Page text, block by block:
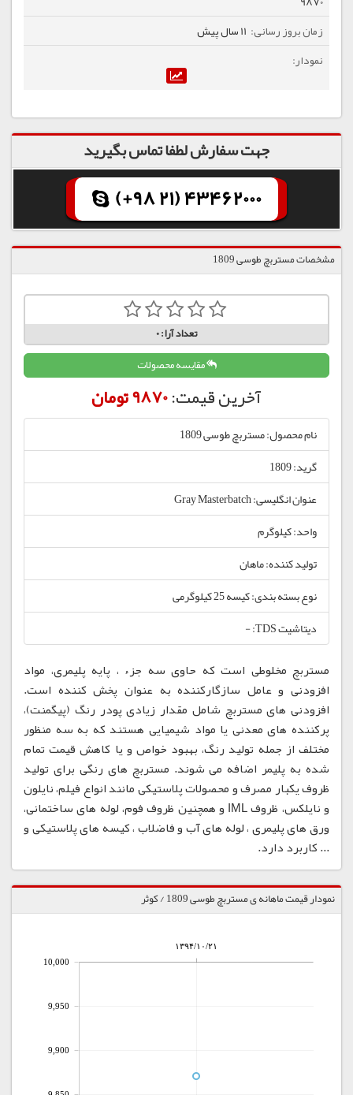
11 سال پیش
جهت سفارش لطفا تماس بگیرید
(+98 21) 43462000
مشخصات مستربچ طوسی 1809
تعداد آرا:0
مقایسه محصولات
آخرین قیمت:9870 تومان
نام محصول: مستربچ طوسی 1809
گرید: 1809
عنوان انگلیسی: Gray Masterbatch
واحد: کیلوگرم
تولید کننده: ماهان
نوع بسته بندی: کیسه 25 کیلوگرمی
دیتاشیت TDS: -
مستربچ مخلوطی است که حاوی سه جزء ، پایه پلیمری، مواد
افزودنی و عامل سازگارکننده به عنوان پخش کننده است.
افزودنی های مستربچ شامل مقدار زیادی پودر رنگ (پیگمنت)،
پرکننده های معدنی یا مواد شیمیایی هستند که به سه منظور
مختلف از جمله تولید رنگ، بهبود خواص و یا کاهش قیمت تمام
شده به پلیمر اضافه می شوند. مستربچ های رنگی برای تولید
ظروف یکبار مصرف و محصولات پلاستیکی مانند انواع فیلم، نایلون
و نایلکس، ظروف IML و همچنین ظروف فوم، لوله های ساختمانی،
ورق های پلیمری ، لوله های آب و فاضلاب ، کیسه های پلاستیکی و
... کاربرد دارد.
نمودار قیمت ماهانه ی مستربچ طوسی 1809 / کوثر
۱۳۹۴/۱۰/۲۱
9,900
9,950
10,000